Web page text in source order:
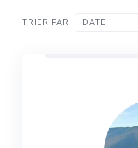
TRIER PAR DATE